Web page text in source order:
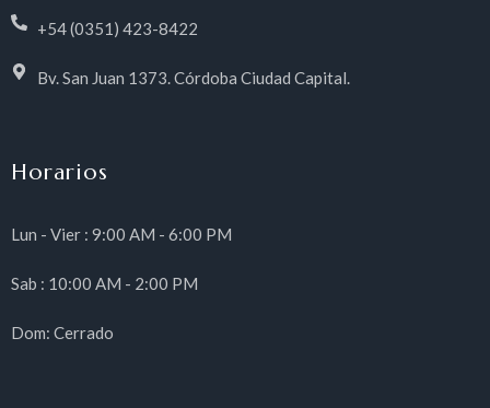
+54 (0351) 423-8422
Bv. San Juan 1373. Córdoba Ciudad Capital.
Horarios
Lun - Vier : 9:00 AM - 6:00 PM
Sab : 10:00 AM - 2:00 PM
Dom: Cerrado